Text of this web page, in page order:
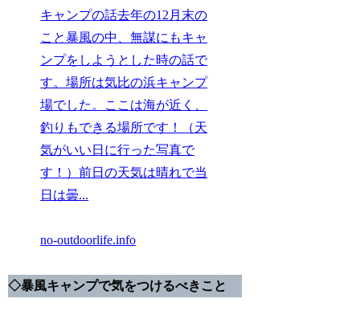
キャンプの話去年の12月末の
こと暴風の中、無謀にもキャ
ンプをしようとした時の話で
す。場所は気比の浜キャンプ
場でした。ここは海が近く、
釣りもできる場所です！（天
気がいい日に行った写真で
す！）前日の天気は晴れで当
日は曇...
no-outdoorlife.info
◇暴風キャンプで気をつけるべきこと